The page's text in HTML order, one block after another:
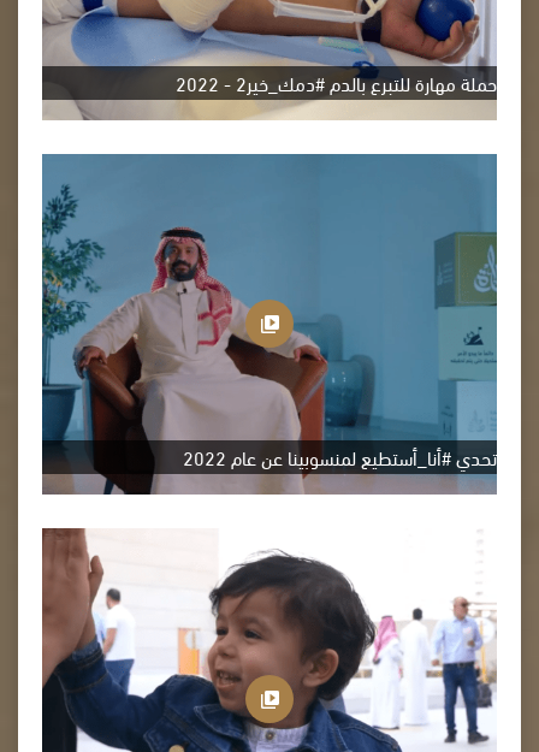
حملة مهارة للتبرع بالدم #دمك_خير2 - 2022
تحدي #أنا_أستطيع لمنسوبينا عن عام 2022